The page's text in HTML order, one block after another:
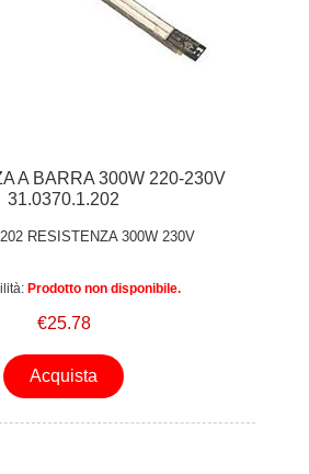
A BARRA 300W 220-230V
31.0370.1.202
RESISTENZA 300W 230V
Prodotto non disponibile.
€25.78
Acquista